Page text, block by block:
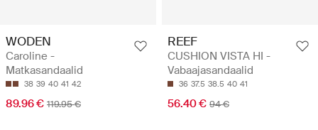
WODEN
Caroline -
Matkasandaalid
38 39 40 41 42
89.96 € 119.95 €
REEF
CUSHION VISTA HI -
Vabaajasandaalid
36 37.5 38.5 40 41
56.40 € 94 €